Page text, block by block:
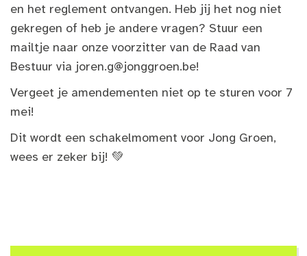
en het reglement ontvangen. Heb jij het nog niet
gekregen of heb je andere vragen? Stuur een
mailtje naar onze voorzitter van de Raad van
Bestuur via joren.g@jonggroen.be!
Vergeet je amendementen niet op te sturen voor 7
mei!
Dit wordt een schakelmoment voor Jong Groen,
wees er zeker bij! 💚